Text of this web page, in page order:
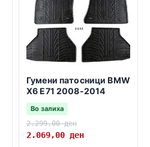
Гумени патосници BMW
X6 E71 2008-2014
Во залиха
2.299,00ден
2.069,00 ден